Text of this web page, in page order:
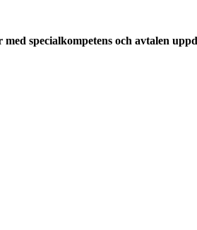
specialkompetens och avtalen